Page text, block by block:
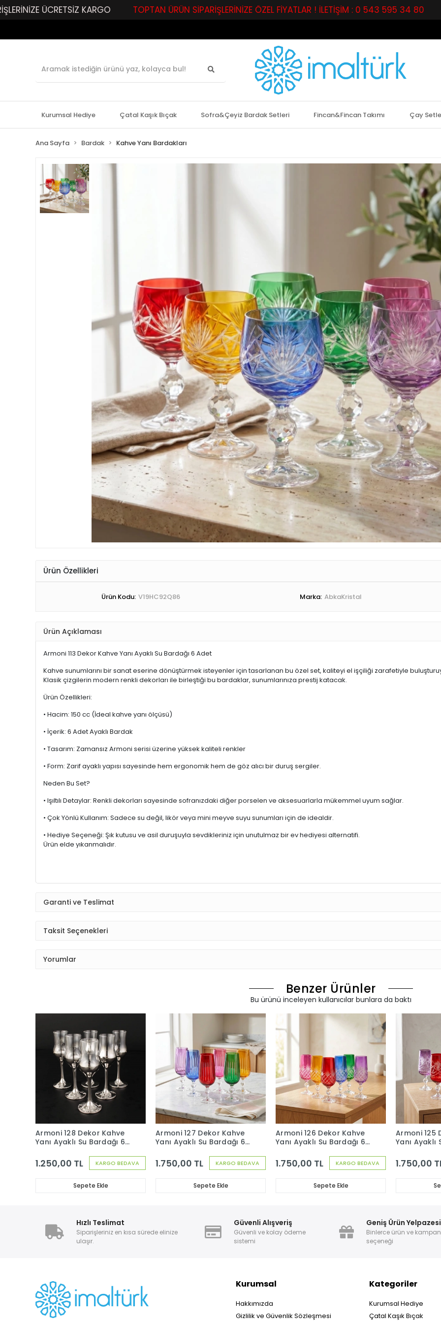
KARGO TOPTAN ÜRÜN SİPARİŞLERİNİZE ÖZEL FİYATLAR ! İLETİŞİM : 0 543 595 34 80
Kurumsal Hediye Çatal Kaşık Bıçak Sofra&Çeyiz Bardak Setleri Fincan&Fincan Takımı Çay
Ana Sayfa Bardak Kahve Yanı Bardakları
Ürün Özellikleri
Ürün Kodu: V19HC92Q86 Marka: AbkaKristal
Ürün Açıklaması
Armoni 113 Dekor Kahve Yanı Ayaklı Su Bardağı 6 Adet
Kahve sunumlarını bir sanat eserine dönüştürmek isteyenler için tasarlanan bu özel set, kaliteyi el işçiliği zarafetiyle
Klasik çizgilerin modern renkli dekorları ile birleştiği bu bardaklar, sunumlarınıza prestij katacak.
Ürün Özellikleri:
• Hacim: 150 cc (İdeal kahve yanı ölçüsü)
• İçerik: 6 Adet Ayaklı Bardak
• Tasarım: Zamansız Armoni serisi üzerine yüksek kaliteli renkler
• Form: Zarif ayaklı yapısı sayesinde hem ergonomik hem de göz alıcı bir duruş sergiler.
Neden Bu Set?
• Işıltılı Detaylar: Renkli dekorları sayesinde sofranızdaki diğer porselen ve aksesuarlarla mükemmel uyum sağlar.
• Çok Yönlü Kullanım: Sadece su değil, likör veya mini meyve suyu sunumları için de idealdir.
• Hediye Seçeneği: Şık kutusu ve asil duruşuyla sevdikleriniz için unutulmaz bir ev hediyesi alternatifi.
Ürün elde yıkanmalıdır.
Garanti ve Teslimat
Taksit Seçenekleri
Yorumlar
Benzer Ürünler
Bu ürünü inceleyen kullanıcılar bunlara da baktı
KARGO BEDAVA
Armoni 128 Dekor Kahve
Yanı Ayaklı Su Bardağı 6
1.250,00 TL
Sepete Ekle
KARGO BEDAVA
Armoni 127 Dekor Kahve
Yanı Ayaklı Su Bardağı 6
1.750,00 TL
Sepete Ekle
KARGO BEDAVA
Armoni 126 Dekor Kahve
Yanı Ayaklı Su Bardağı 6
1.750,00 TL
Sepete Ekle
Armoni 125
Yanı Ayaklı
1.750,00
Hızlı Teslimat
Siparişleriniz en kısa sürede elinize
ulaşır.
Güvenli Alışveriş
Güvenli ve kolay ödeme
sistemi
Geniş Ürün Yelpazesi
Binlerce ürün ve
seçeneği
Kurumsal
Hakkımızda
Gizlilik ve Güvenlik Sözleşmesi
Kategoriler
Kurumsal Hediye
Çatal Kaşık Bıçak